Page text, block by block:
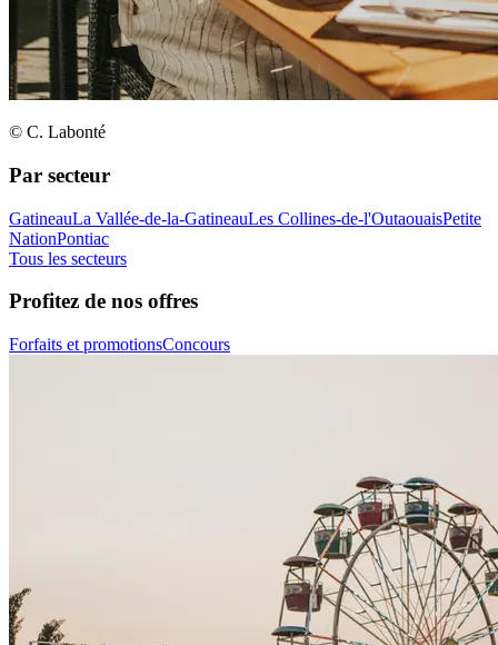
© C. Labonté
Par secteur
GatineauLa Vallée-de-la-GatineauLes Collines-de-l'OutaouaisPetite
NationPontiac
Tous les secteurs
Profitez de nos offres
Forfaits et promotionsConcours